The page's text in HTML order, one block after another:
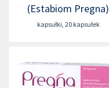
(Estabiom Pregna)
kapsułki, 20 kapsułek